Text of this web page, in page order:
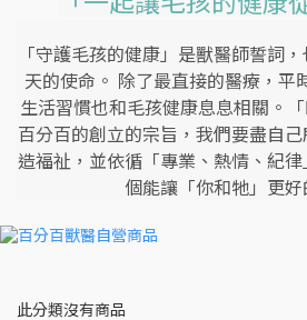
「守護毛孩的健康」是獸醫師誓詞
天的使命。
除了最直接的醫療，平
生活習慣也和毛孩健康息息相關。「
百分百的創立的宗旨，我們要盡自己
造福祉，並依循「專業、熱情、紀
個能讓「你和牠」更好
此分類沒有商品